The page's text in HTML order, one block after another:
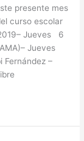
presente mes
curso escolar
Jueves 6
Jueves
Fernández –